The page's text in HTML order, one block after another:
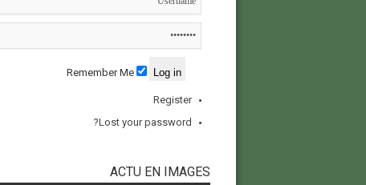
Remember Me
Register
Lost your password?
ACTU EN IMAGES